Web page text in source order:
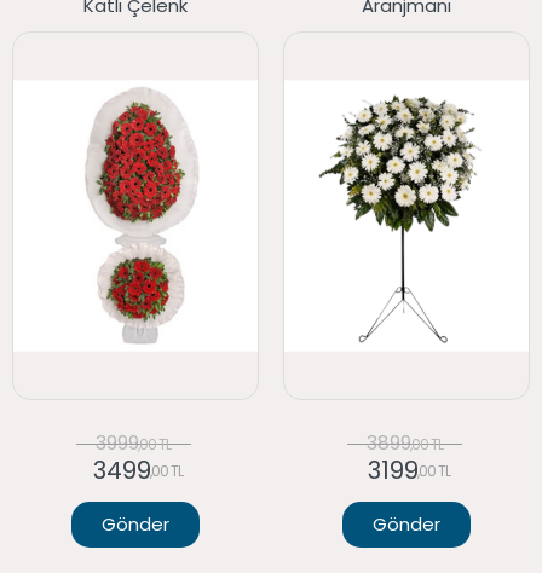
Katlı Çelenk
3999,00 TL
3499,00 TL
Gönder
Aranjmanı
3899,00 TL
3199,00 TL
Gönder